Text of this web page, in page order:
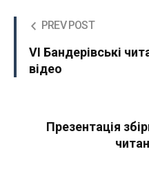
PREV POST
VI Бандерівські
відео
Презентація